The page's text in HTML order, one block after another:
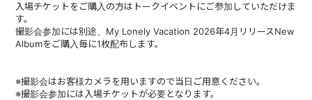
入場チケットをご購入の方はトークイベントにご参加していただけま
す。
撮影会参加には別途、My Lonely Vacation 2026年4月リリースNew
Albumをご購入毎に1枚配布します。
※撮影会はお客様カメラを用いますので当日ご用意ください。
※撮影会参加には入場チケットが必要となります。